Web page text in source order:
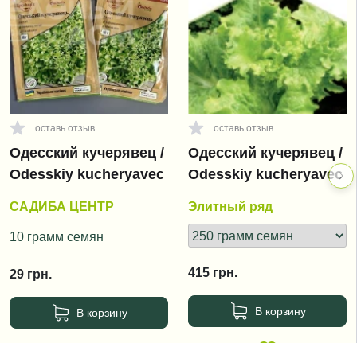
оставь отзыв
Одесский кучерявец /
Odesskiy kucheryavec
САДИБА ЦЕНТР
10 грамм семян
29 грн.
В корзину
оставь отзыв
Одесский кучерявец /
Odesskiy kucheryavec
Элитный ряд
415 грн.
В корзину